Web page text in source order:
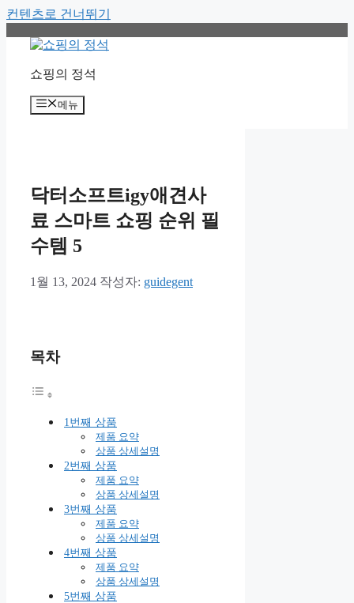
컨텐츠로 건너뛰기
쇼핑의 정석
메뉴
닥터소프트igy애견사
료 스마트 쇼핑 순위 필
수템 5
1월 13, 2024 작성자: guidegent
목차
1번째 상품
제품 요약
상품 상세설명
2번째 상품
제품 요약
상품 상세설명
3번째 상품
제품 요약
상품 상세설명
4번째 상품
제품 요약
상품 상세설명
5번째 상품